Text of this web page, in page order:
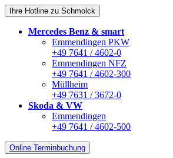
Ihre Hotline zu Schmolck
Mercedes Benz & smart
Emmendingen PKW
+49 7641 / 4602-0
Emmendingen NFZ
+49 7641 / 4602-300
Müllheim
+49 7631 / 3672-0
Skoda & VW
Emmendingen
+49 7641 / 4602-500
Online Terminbuchung